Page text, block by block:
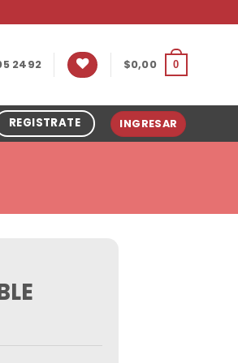
2492 $0,00 0
REGISTRATE INGRESAR